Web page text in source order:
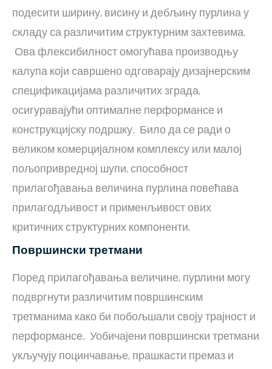
подесити ширину, висину и дебљину пурлина у
складу са различитим структурним захтевима.
Ова флексибилност омогућава производњу
калупа који савршено одговарају дизајнерским
спецификацијама различитих зграда,
осигуравајући оптималне перформансе и
конструкцијску подршку. Било да се ради о
великом комерцијалном комплексу или малој
пољопривредној шупи, способност
прилагођавања величина пурлина повећава
прилагодљивост и применљивост ових
критичних структурних компоненти.
Површински третмани
Поред прилагођавања величине, пурлини могу
подвргнути различитим површинским
третманима како би побољшали своју трајност и
перформансе. Уобичајени површински третмани
укључују поцинчавање, прашкасти премаз и